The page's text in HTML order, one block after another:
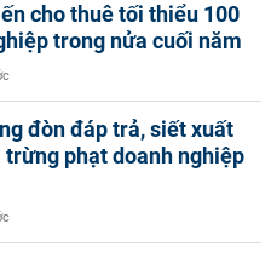
cho thuê tối thiểu 100
trong nửa cuối năm
đòn đáp trả, siết xuất
trừng phạt doanh nghiệp